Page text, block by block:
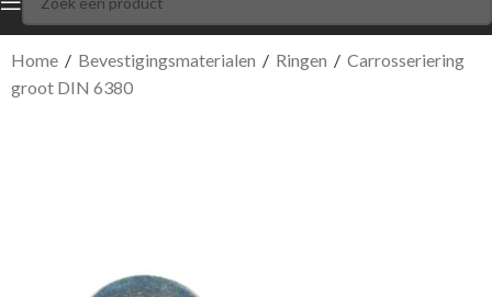
Home / Bevestigingsmaterialen / Ringen / Carrosseriering
groot DIN 6380